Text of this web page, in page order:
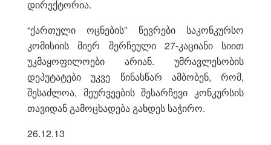
დირექტორია.
“ქართული ოცნების” წევრები საკონკურსო
კომისიის მიერ შერჩეული 27-კაციანი სიით
უკმაყოფილოები არიან. უმრავლესობის
დეპუტატები უკვე წინასწარ ამბობენ, რომ,
შესაძლოა, მეურვეების შესარჩევი კონკურსის
თავიდან გამოცხადება გახდეს საჭირო.
26.12.13